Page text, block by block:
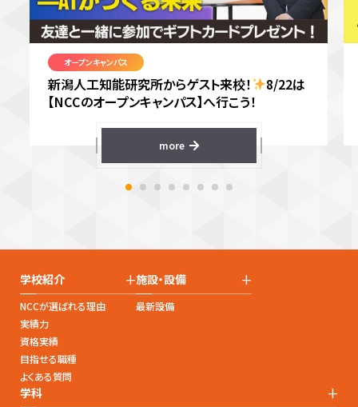
オープンキャンパス
新潟人工知能研究所からゲスト来校！
8/22は
【NCCのオープンキャンパス】へ行こう！
more
学校紹介 +
NCCが選ばれる理由
実績力
資格実績
目指せる職種
よくある質問
施設・設備 +
最新設備
学科 +